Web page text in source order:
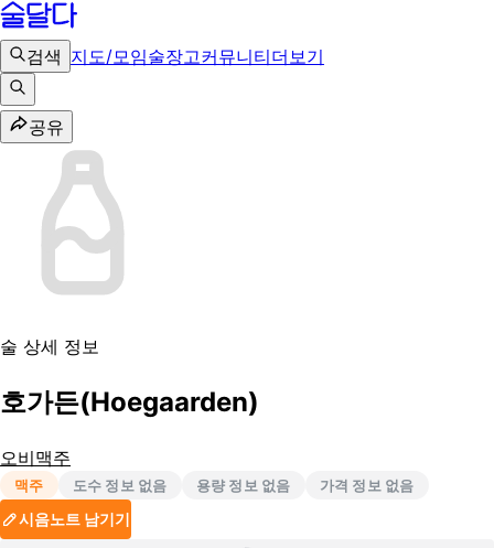
검색 지도/모임술장고커뮤니티더보기
공유
술 상세 정보
호가든(Hoegaarden)
오비맥주
맥주 도수 정보 없음 용량 정보 없음 가격 정보 없음
시음노트 남기기